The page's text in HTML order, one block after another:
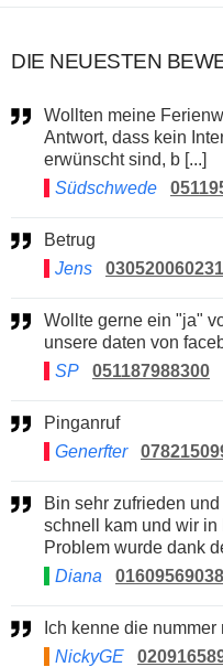
DIE NEUESTEN
Wollten meine Ferienwohnung vermarkten. Nach meiner
Antwort, dass kein
erwünscht sind, b [...]
Südschwede
Betrug
Jens
030520060231
Wollte gerne ein "ja" von mir hören. sehr merkwürdig, hat
unsere daten von
SP
051187988300
Pinganruf
Generfter
Bin sehr zufrieden und richtig froh das der Rückruf so
schnell kam und wir
Problem wurde dank
Diana
Ich kenne die nummer
NickyGE